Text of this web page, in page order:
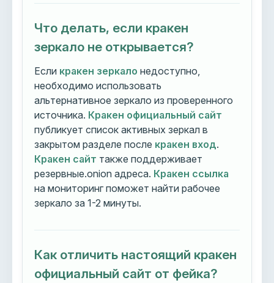
Что делать, если кракен
зеркало не открывается?
Если кракен зеркало недоступно,
необходимо использовать
альтернативное зеркало из проверенного
источника. Кракен официальный сайт
публикует список активных зеркал в
закрытом разделе после кракен вход.
Кракен сайт также поддерживает
резервные.onion адреса. Кракен ссылка
на мониторинг поможет найти рабочее
зеркало за 1-2 минуты.
Как отличить настоящий кракен
официальный сайт от фейка?